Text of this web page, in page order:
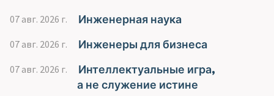
07 авг. 2026 г. Инженерная наука
07 авг. 2026 г. Инженеры для бизнеса
07 авг. 2026 г.
Интеллектуальные игра,
а не служение истине